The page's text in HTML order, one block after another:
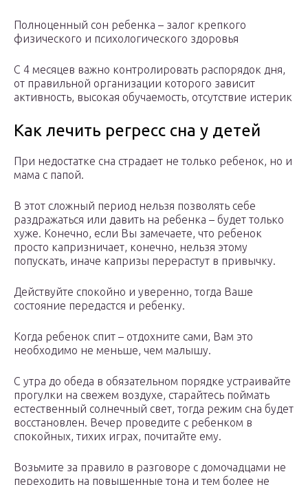
Полноценный сон ребенка – залог крепкого
физического и психологического здоровья
С 4 месяцев важно контролировать распорядок дня,
от правильной организации которого зависит
активность, высокая обучаемость, отсутствие истерик
Как лечить регресс сна у детей
При недостатке сна страдает не только ребенок, но и
мама с папой.
В этот сложный период нельзя позволять себе
раздражаться или давить на ребенка – будет только
хуже. Конечно, если Вы замечаете, что ребенок
просто капризничает, конечно, нельзя этому
попускать, иначе капризы перерастут в привычку.
Действуйте спокойно и уверенно, тогда Ваше
состояние передастся и ребенку.
Когда ребенок спит – отдохните сами, Вам это
необходимо не меньше, чем малышу.
С утра до обеда в обязательном порядке устраивайте
прогулки на свежем воздухе, старайтесь поймать
естественный солнечный свет, тогда режим сна будет
восстановлен. Вечер проведите с ребенком в
спокойных, тихих играх, почитайте ему.
Возьмите за правило в разговоре с домочадцами не
переходить на повышенные тона и тем более не